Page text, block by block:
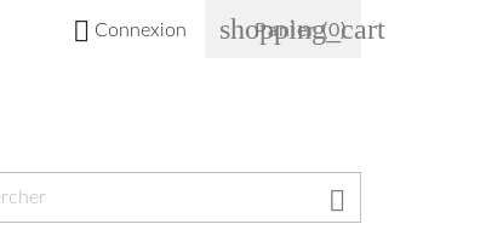
 Connexion shopping_cart
Panier (0)
